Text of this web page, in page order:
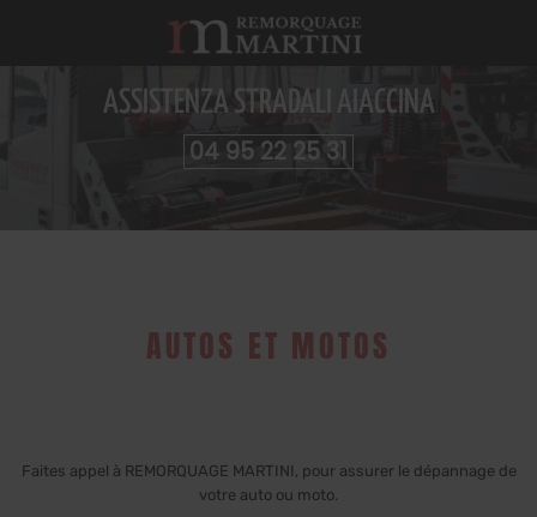
ASSISTENZA STRADALI AIACCINA
04 95 22 25 31
AUTOS ET MOTOS
Faites appel à REMORQUAGE MARTINI, pour assurer le dépannage de
votre auto ou moto.